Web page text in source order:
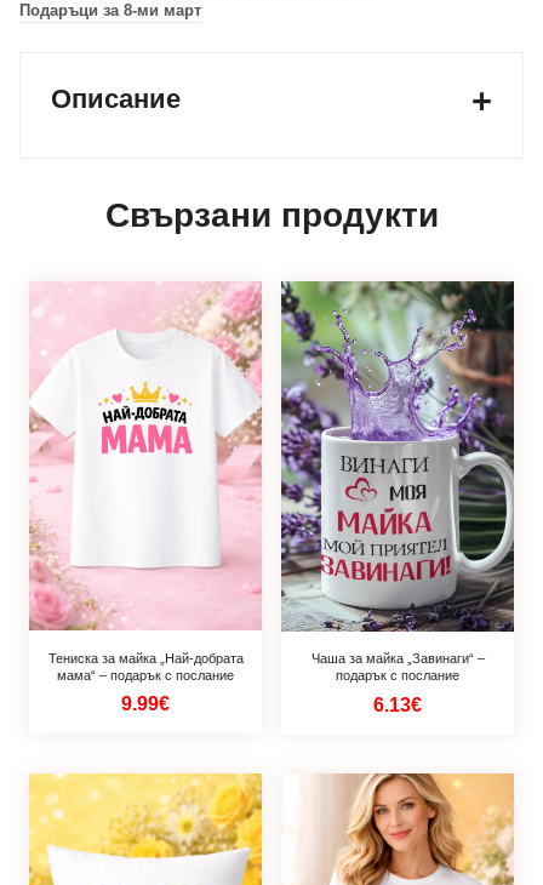
Подаръци за 8-ми март
Описание
Свързани продукти
Тениска за майка „Най-добрата
мама“ – подарък с послание
9.99€
Чаша за майка „Завинаги“ –
подарък с послание
6.13€